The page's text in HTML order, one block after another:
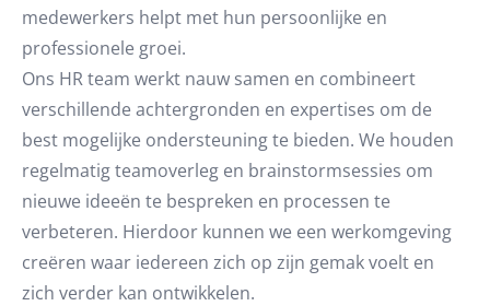
medewerkers helpt met hun persoonlijke en
professionele groei.
Ons HR team werkt nauw samen en combineert
verschillende achtergronden en expertises om de
best mogelijke ondersteuning te bieden. We houden
regelmatig teamoverleg en brainstormsessies om
nieuwe ideeën te bespreken en processen te
verbeteren. Hierdoor kunnen we een werkomgeving
creëren waar iedereen zich op zijn gemak voelt en
zich verder kan ontwikkelen.